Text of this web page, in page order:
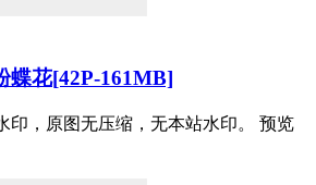
蝶花[42P-161MB]
印，原图无压缩，无本站水印。 预览